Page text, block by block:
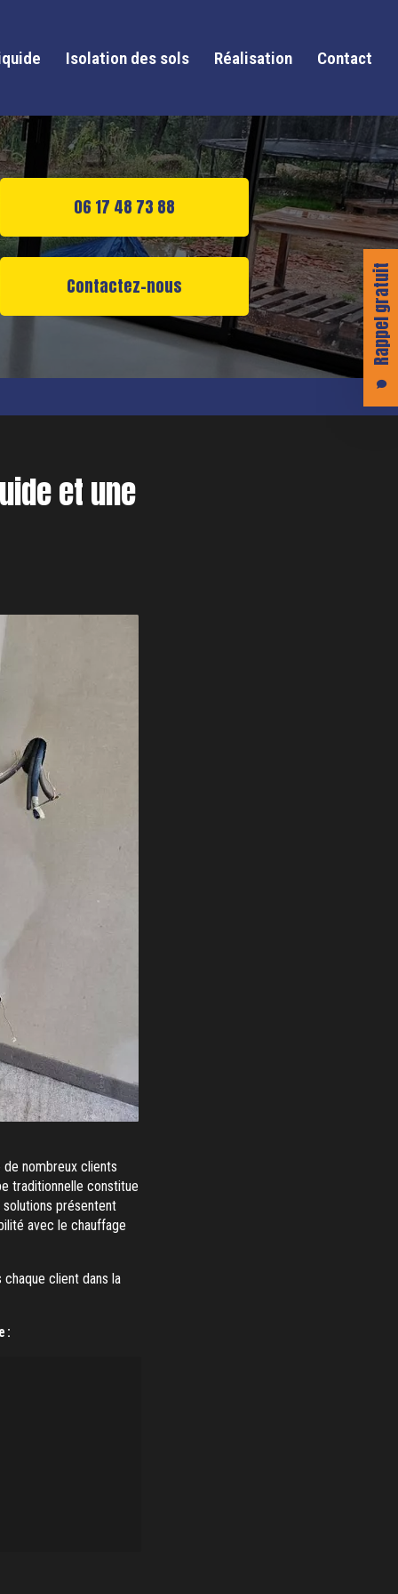
Rappel gratuit
Isolation des sols Réalisation Contact
06 17 48 73 88
Contactez-nous
et une
de nombreux clients
traditionnelle constitue
présentent
avec le chauffage
client dans la
: